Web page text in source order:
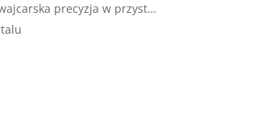
precyzja w przyst…